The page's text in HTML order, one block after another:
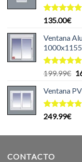
Valorado
de 5
135.00€
Ventana
Valorado
de 5
199.99€ El
Ventana
Valorado
249.99€
CONTACTO